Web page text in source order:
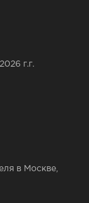
г.г.
в Москве,